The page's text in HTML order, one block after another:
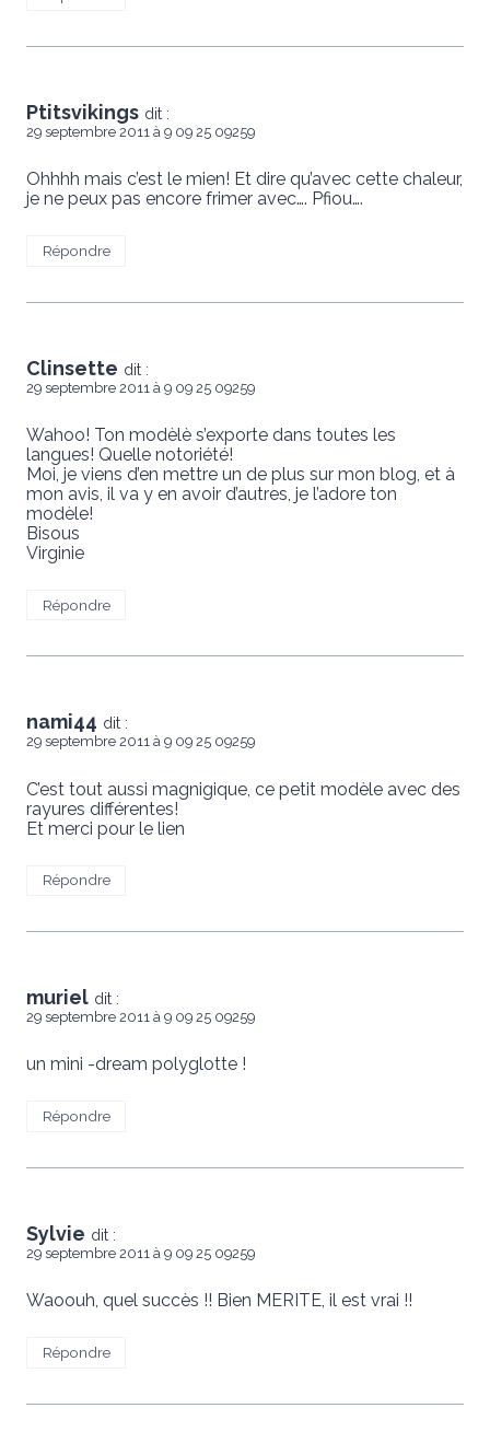
Ptitsvikings dit :
29 septembre 2011 à 9 09 25 09259
Ohhhh mais c’est le mien! Et dire qu’avec cette chaleur,
je ne peux pas encore frimer avec…. Pfiou….
Répondre
Clinsette dit :
29 septembre 2011 à 9 09 25 09259
Wahoo! Ton modèlè s’exporte dans toutes les
langues! Quelle notoriété!
Moi, je viens d’en mettre un de plus sur mon blog, et à
mon avis, il va y en avoir d’autres, je l’adore ton
modèle!
Bisous
Virginie
Répondre
nami44 dit :
29 septembre 2011 à 9 09 25 09259
C’est tout aussi magnigique, ce petit modèle avec des
rayures différentes!
Et merci pour le lien
Répondre
muriel dit :
29 septembre 2011 à 9 09 25 09259
un mini -dream polyglotte !
Répondre
Sylvie dit :
29 septembre 2011 à 9 09 25 09259
Waoouh, quel succès !! Bien MERITE, il est vrai !!
Répondre